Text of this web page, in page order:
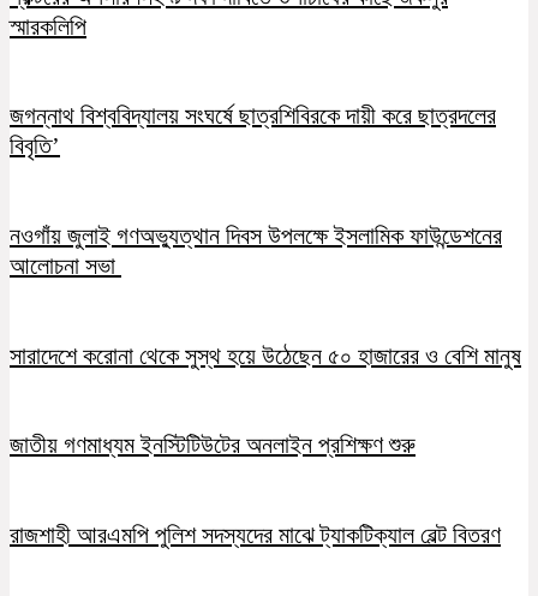
স্মারকলিপি
জগন্নাথ বিশ্ববিদ্যালয় সংঘর্ষে ছাত্রশিবিরকে দায়ী করে ছাত্রদলের
বিবৃতি’
নওগাঁয় জুলাই গণঅভ্যুত্থান দিবস উপলক্ষে ইসলামিক ফাউন্ডেশনের
আলোচনা সভা
সারাদেশে করোনা থেকে সুস্থ হয়ে উঠেছেন ৫০ হাজারের ও বেশি মানুষ
জাতীয় গণমাধ্যম ইনস্টিটিউটের অনলাইন প্রশিক্ষণ শুরু
রাজশাহী আরএমপি পুলিশ সদস্যদের মাঝে ট্যাকটিক্যাল বেল্ট বিতরণ